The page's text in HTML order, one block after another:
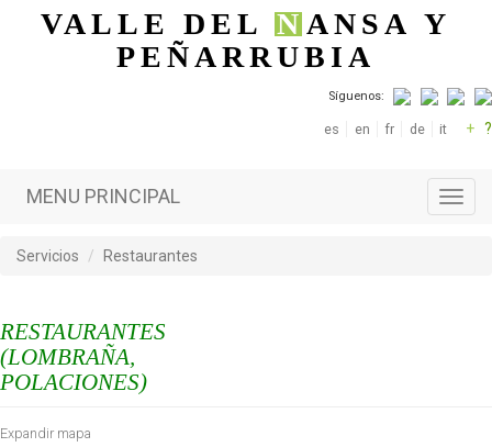
Pasar al contenido principal
VALLE DELNANSA Y
PEÑARRUBIA
Síguenos:
es en fr de it + ?
MENU PRINCIPAL
Servicios Restaurantes
RESTAURANTES
(LOMBRAÑA,
POLACIONES)
Expandir mapa